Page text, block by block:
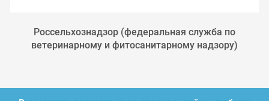
Россельхознадзор (федеральная служба по
ветеринарному и фитосанитарному надзору)